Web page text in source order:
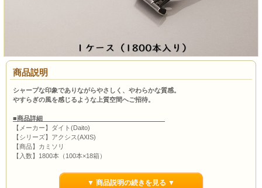
商品説明
シャープな印象でありながらやさしく、やわらかな質感。
やすらぎの風を感じるような上質空間へご招待。
■商品詳細
【メーカー】ダイト(Daito)
【シリーズ】アクシス(AXIS)
【商品】カミソリ
【入数】1800本（100本×18箱）
【仕様】2枚刃首振りスムーサー付き 袋入り
▼ 商品説明の続きを見る ▼